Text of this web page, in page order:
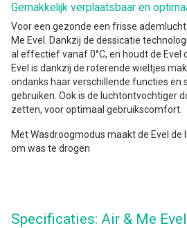
Gemakkelijk verplaatsbaar en
Voor een gezonde een frisse
Me Evel. Dankzij de dessicatie
al effectief vanaf 0°C, en houdt de Evel
Evel is dankzij de roterende wieltjes
ondanks haar verschillende functies en
gebruiken. Ook is de luchtontvochtiger
zetten, voor optimaal gebruikscomfort.
Met Wasdroogmodus maakt de Evel de
om was te drogen
Specificaties: Air & Me Evel